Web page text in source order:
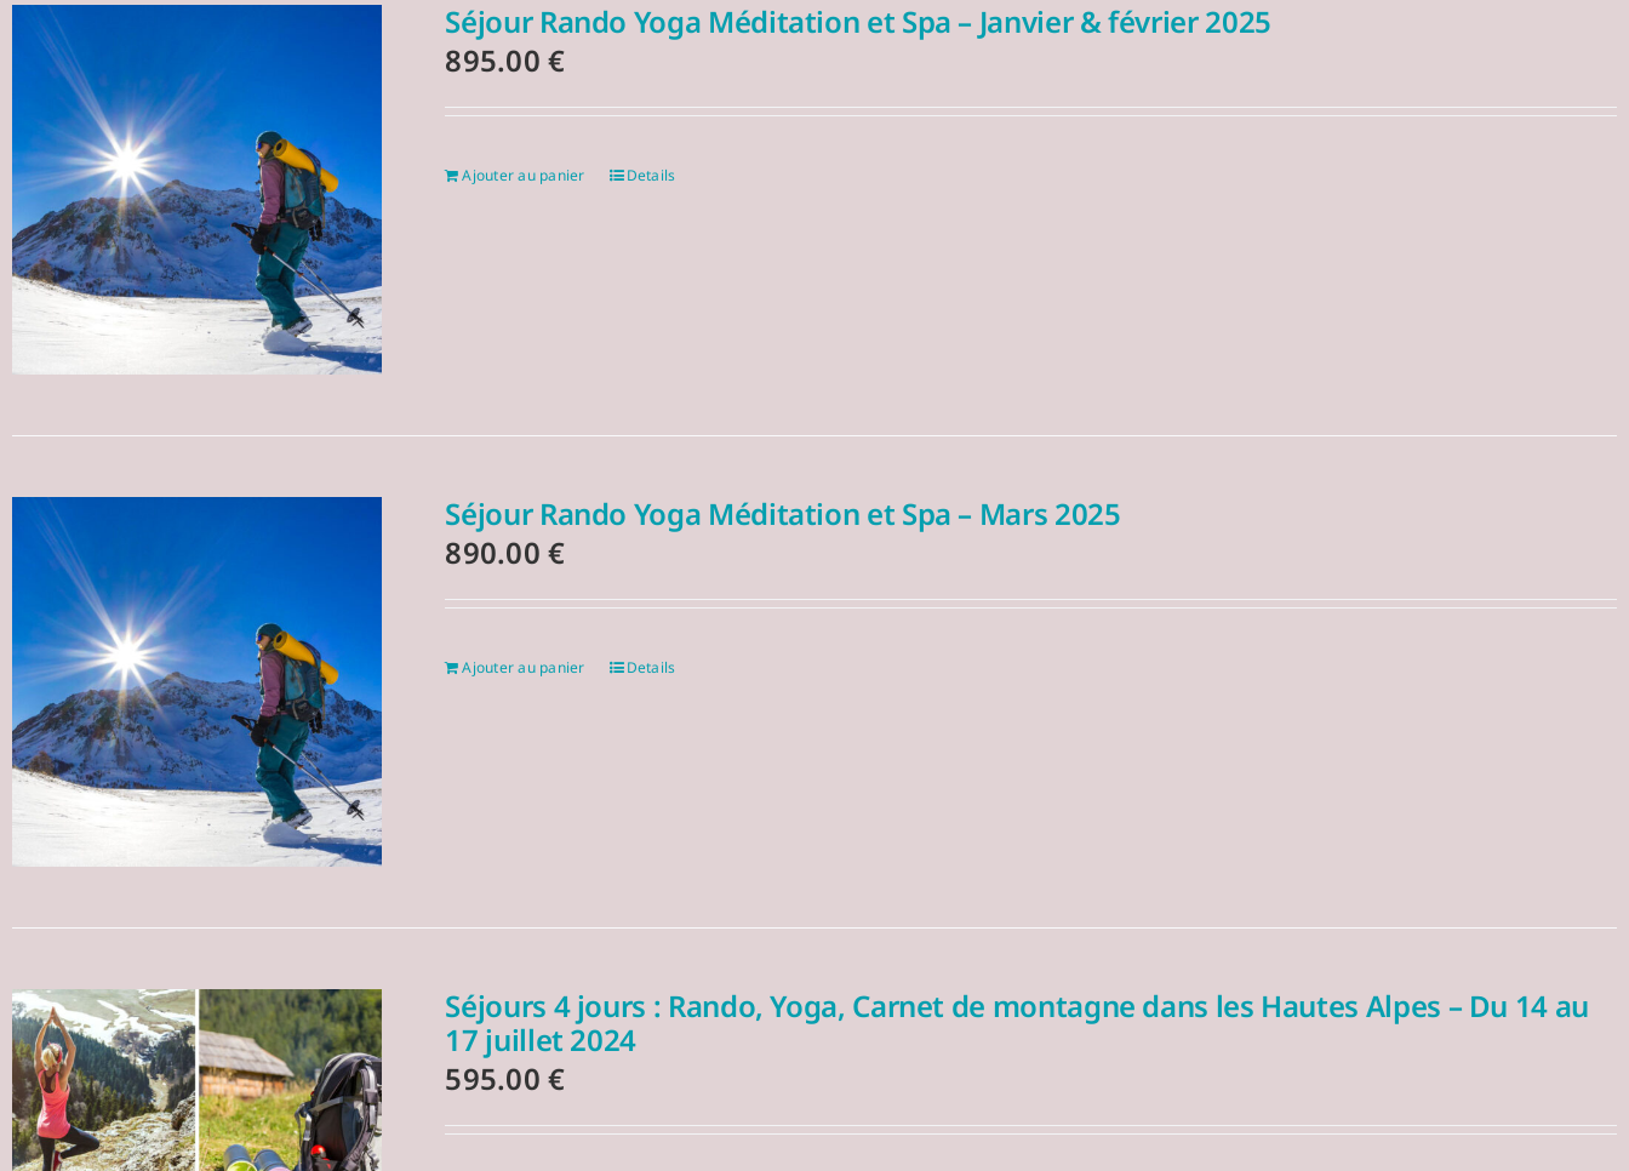
Séjour Rando Yoga Méditation et Spa – Janvier & février 2025
895.00€
Ajouter au panier Details
Séjour Rando Yoga Méditation et Spa – Mars 2025
890.00€
Ajouter au panier Details
Séjours 4 jours : Rando, Yoga, Carnet de montagne dans les Hautes Alpes – Du 14 au
17 juillet 2024
595.00€